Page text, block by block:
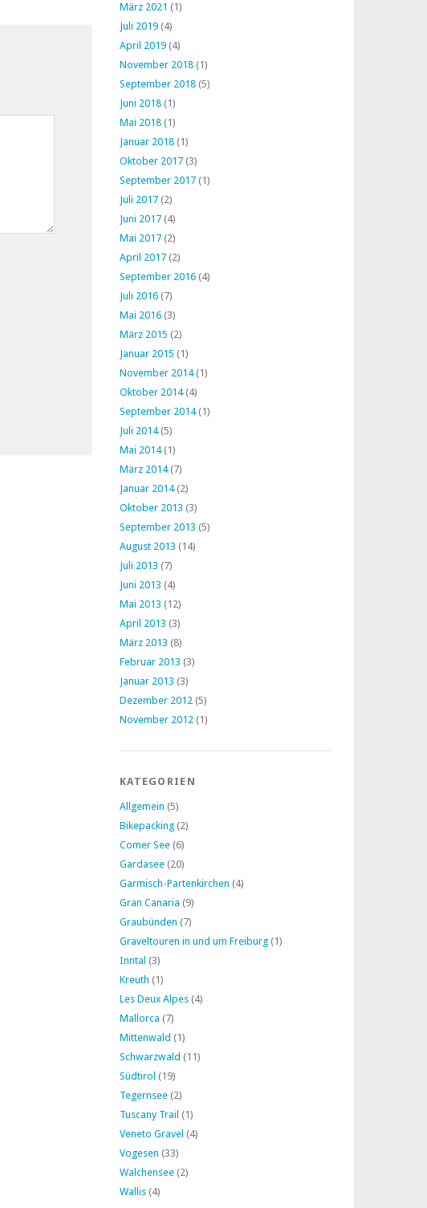
März 2021 (1)
Juli 2019 (4)
April 2019 (4)
November 2018 (1)
September 2018 (5)
Juni 2018 (1)
Mai 2018 (1)
Januar 2018 (1)
Oktober 2017 (3)
September 2017 (1)
Juli 2017 (2)
Juni 2017 (4)
Mai 2017 (2)
April 2017 (2)
September 2016 (4)
Juli 2016 (7)
Mai 2016 (3)
März 2015 (2)
Januar 2015 (1)
November 2014(1)
Oktober 2014(4)
September 2014(1)
Juli 2014(5)
Mai 2014(1)
März 2014(7)
Januar 2014(2)
Oktober 2013 (3)
September 2013 (5)
August 2013 (14)
Juli 2013 (7)
Juni 2013 (4)
Mai 2013 (12)
April 2013 (3)
März 2013 (8)
Februar 2013 (3)
Januar 2013 (3)
Dezember 2012 (5)
November 2012 (1)
KATEGORIEN
Allgemein (5)
Bikepacking (2)
Comer See (6)
Gardasee (20)
Garmisch-Partenkirchen (4)
Gran Canaria (9)
Graubünden (7)
Graveltouren in und um Freiburg (1)
Inntal (3)
Kreuth (1)
Les Deux Alpes (4)
Mallorca (7)
Mittenwald (1)
Schwarzwald (11)
Südtirol (19)
Tegernsee (2)
Tuscany Trail (1)
Veneto Gravel (4)
Vogesen (33)
Walchensee (2)
Wallis (4)